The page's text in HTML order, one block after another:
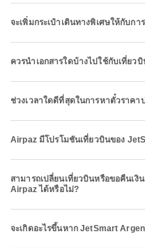
จะเพิ่มกระเป๋าเดินทางพิเศษให้กับก
ควรนำเอกสารใดบ้างไปใช้กับเที่ยว
ช่วงเวลาใดดีที่สุดในการหาตั๋วราค
Airpaz มีโปรโมชันเที่ยวบินของ
สามารถเปลี่ยนเที่ยวบินหรือขอคืนเ
Airpaz ได้หรือไม่?
จะเกิดอะไรขึ้นหาก JetSmart